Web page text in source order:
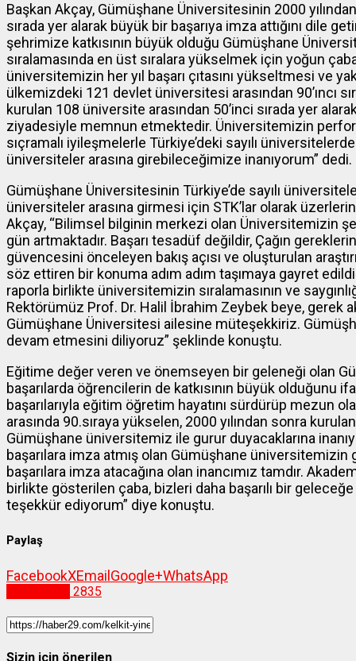
Başkan Akçay, Gümüşhane Üniversitesinin 2000
sırada yer alarak büyük bir başarıya imza attığını dile
şehrimize katkısının büyük olduğu Gümüşhane
sıralamasında en üst sıralara yükselmek için yoğun
üniversitemizin her yıl başarı çıtasını yükseltmesi ve
ülkemizdeki 121 devlet üniversitesi arasından 90’ıncı
kurulan 108 üniversite arasından 50’inci sırada yer
ziyadesiyle memnun etmektedir. Üniversitemizin
sıçramalı iyileşmelerle Türkiye’deki sayılı
üniversiteler arasına girebileceğimize inanıyorum” dedi.
Gümüşhane Üniversitesinin Türkiye’de sayılı
üniversiteler arasına girmesi için STK’lar olarak
Akçay, “Bilimsel bilginin merkezi olan Üniversitemizin
gün artmaktadır. Başarı tesadüf değildir, Çağın
güvencesini önceleyen bakış açısı ve oluşturulan
söz ettiren bir konuma adım adım taşımaya gayret
raporla birlikte üniversitemizin sıralamasının ve
Rektörümüz Prof. Dr. Halil İbrahim Zeybek beye, gerek
Gümüşhane Üniversitesi ailesine müteşekkiriz.
devam etmesini diliyoruz” şeklinde konuştu.
Eğitime değer veren ve önemseyen bir geleneği olan
başarılarda öğrencilerin de katkısının büyük olduğunu
başarılarıyla eğitim öğretim hayatını sürdürüp mezun
arasında 90.sıraya yükselen, 2000 yılından sonra
Gümüşhane üniversitemiz ile gurur duyacaklarına
başarılara imza atmış olan Gümüşhane
başarılara imza atacağına olan inancımız tamdır.
birlikte gösterilen çaba, bizleri daha başarılı bir
teşekkür ediyorum” diye konuştu.
Paylaş
FacebookXEmail Google+WhatsApp
2835
Sizin için önerilen